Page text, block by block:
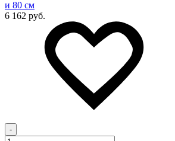
и 80 см
6 162 руб.
-